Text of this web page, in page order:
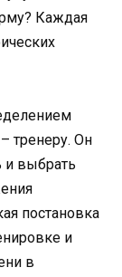
Каждая
тренеру. Он
и выбрать
постановка
и
в